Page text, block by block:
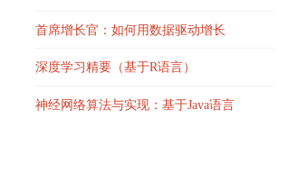
首席增长官：如何用数据驱动增长
深度学习精要（基于R语言）
神经网络算法与实现：基于Java语言